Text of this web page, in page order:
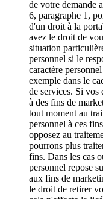
de votre demande
6, paragraphe 1,
d'un droit à la
avez le droit de
situation
personnel si le
caractère
exemple dans le
de services. Si vos
à des fins de
tout moment au
personnel à ces
opposez au
pourrons plus
fins. Dans les cas
personnel repose
aux fins de
le droit de retirer